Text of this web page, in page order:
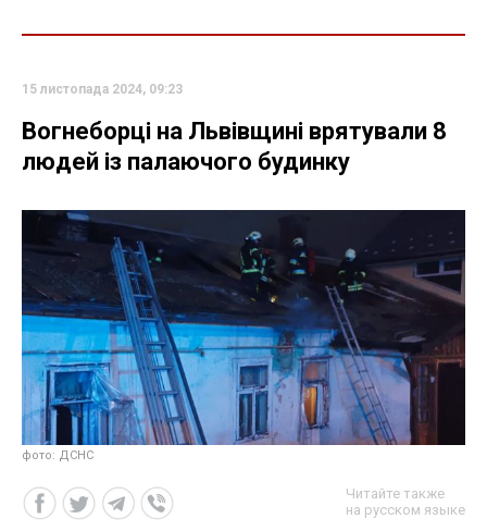
15 листопада 2024, 09:23
Вогнеборці на Львівщині врятували 8
людей із палаючого будинку
фото: ДСНС
Читайте также
на русском языке